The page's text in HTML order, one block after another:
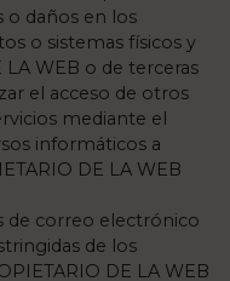
daños en los
o sistemas físicos y
LA WEB o de terceras
el acceso de otros
mediante el
informáticos a
DE LA WEB
de correo electrónico
de los
DE LA WEB